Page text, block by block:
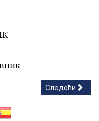
ЗА ОСТВАРИВАЊЕ
Следећи
Следећи